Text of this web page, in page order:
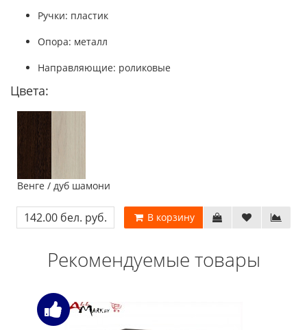
Ручки: пластик
Опора: металл
Направляющие: роликовые
Цвета:
Венге / дуб шамони
142.00 бел. руб. В корзину
Рекомендуемые товары